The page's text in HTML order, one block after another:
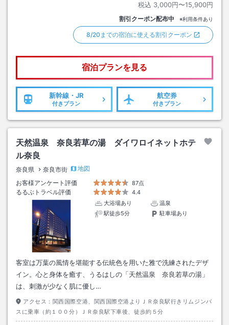
税込 3,000円〜15,900円
割引クーポン配布中 ※利用条件あり
8/20までの宿泊に使える割引クーポン
宿泊プランを見る
新幹線・JR
付きプラン
航空券
付きプラン
天然温泉 奈良若草の湯 ダイワロイネットホテ
ル奈良
奈良県 奈良市街
地図
お客様アンケート評価
87点
るるぶトラベル評価
4.4
大浴場あり
温泉
駅徒歩5分
駐車場あり
客室は万葉の風情を堪能する伝統色を用いた雅で洗練されたデザ
イン。心と身体を癒す、うるはしの「天然温泉 奈良若草の湯」
は、刺激が少なく肌に優し…
アクセス： 関西国際空港、関西国際空港よりＪＲ奈良駅行きリムジンバ
スに乗車（約１００分）ＪＲ奈良駅下車後、徒歩約５分